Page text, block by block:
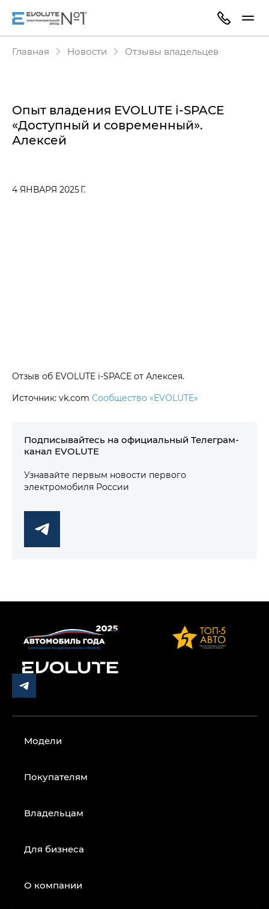
Главная Новости Отзывы владельцев
Опыт владения EVOLUTE i‑SPACE
«Доступный и современный».
Алексей
4 ЯНВАРЯ 2025 Г.
Отзыв об EVOLUTE i‑SPACE от Алексея.
Источник: vk.com Сообщество «EVOLUTE»
Подписывайтесь на официальный Телеграм-
канал EVOLUTE
Узнавайте первым новости первого
электромобиля России
Модели
Покупателям
Владельцам
Для бизнеса
О компании